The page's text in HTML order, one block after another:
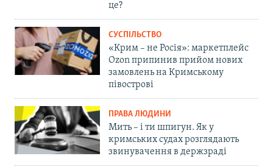
це?
СУСПІЛЬСТВО
«Крим – не Росія»: маркетплейс
Ozon припинив прийом нових
замовлень на Кримському
півострові
ПРАВА ЛЮДИНИ
Мить – і ти шпигун. Як у
кримських судах розглядають
звинувачення в держзраді